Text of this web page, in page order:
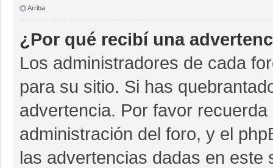
Arriba
¿Por qué recibí una
Los administradores de cada
para su sitio. Si has
advertencia. Por favor
administración del foro, y el
las advertencias dadas en este